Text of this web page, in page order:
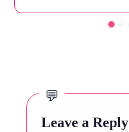
Leave a Reply